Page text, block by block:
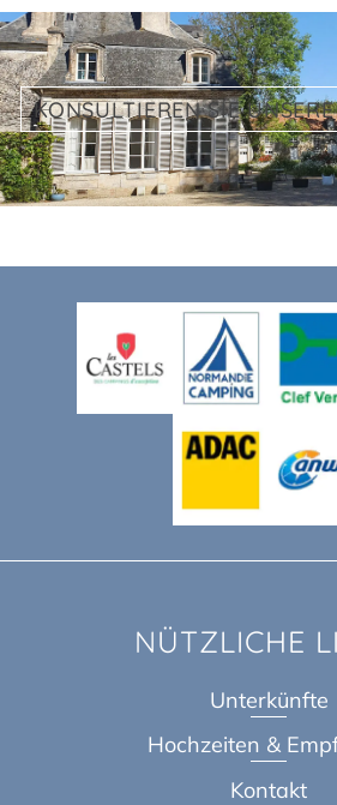
KONSULTIEREN SIE
NÜTZLICHE
Unterkünfte
Hochzeiten &
Kontakt